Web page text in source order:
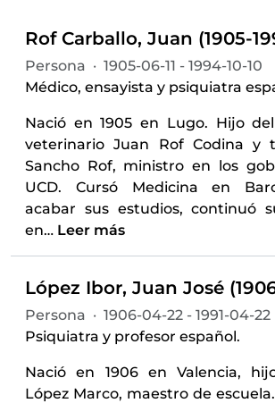
Rof Carballo, Juan (1905-
Persona · 1905-06-11 - 1994-10-10
Médico, ensayista y psiquiatra
Nació en 1905 en Lugo. Hijo
veterinario Juan Rof Codina y
Sancho Rof, ministro en los
UCD. Cursó Medicina en
acabar sus estudios, continuó
en… Leer más
López Ibor, Juan José
Persona · 1906-04-22 - 1991-04-22
Psiquiatra y profesor español.
Nació en 1906 en Valencia,
López Marco, maestro de